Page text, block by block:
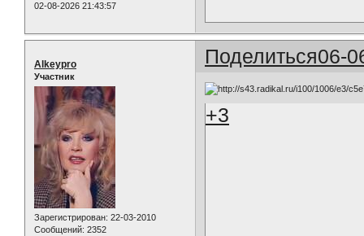
02-08-2026 21:43:57
Поделиться06-
Alkeypro
Участник
Зарегистрирован: 22-03-2010
Сообщений: 2352
+3